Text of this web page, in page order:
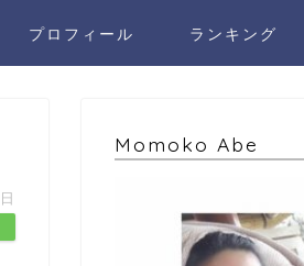
プロフィール ランキング
Momoko Abe